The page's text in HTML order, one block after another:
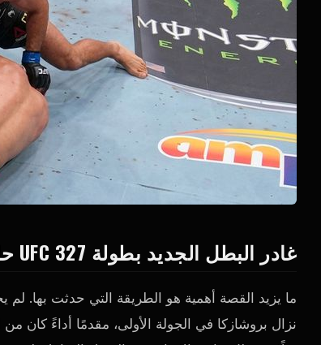
غادر البطل الجديد بطولة UFC 327 حاملاً الحزام حول خصره ومصاباً بركبة قوية.
ما يزيد القصة أهمية هو الطريقة التي حدثت بها. لم
نزال بروشازكا في الجولة الأولى، مقدمًا أداءً